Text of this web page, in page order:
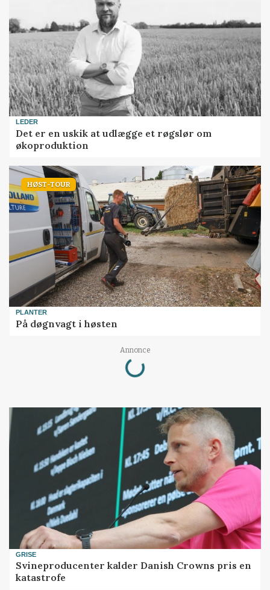
LEDER
Det er en uskik at udlægge et røgslør om
økoproduktion
HØST-TOUR
PLANTER
På døgnvagt i høsten
Annonce
Loading...
GRISE
Svineproducenter kalder Danish Crowns pris en
katastrofe